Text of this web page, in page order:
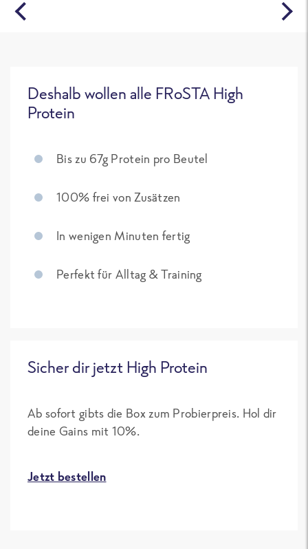
Deshalb wollen alle FRoSTA High
Protein
Bis zu 67g Protein pro Beutel
100% frei von Zusätzen
In wenigen Minuten fertig
Perfekt für Alltag & Training
Sicher dir jetzt High Protein
Ab sofort gibts die Box zum Probierpreis. Hol dir
deine Gains mit 10%.
Jetzt bestellen